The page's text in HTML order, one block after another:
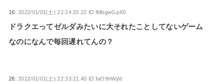
16:2022/01/01(土) 22:24:20.22 ID:lMbgwGpX0
ドラクエってゼルダみたいに大それたことしてないゲーム
なのになんで毎回遅れてんの？
26:2022/01/01(土) 22:33:21.40 ID:faO9nWj/d